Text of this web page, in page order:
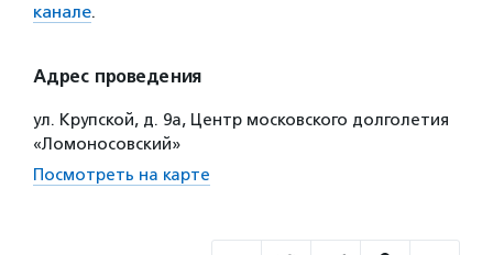
канале.
Адрес проведения
ул. Крупской, д. 9а, Центр московского долголетия
«Ломоносовский»
Посмотреть на карте